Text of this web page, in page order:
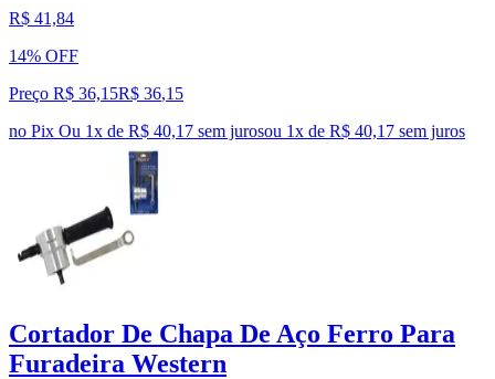
R$ 41,84
14% OFF
Preço R$ 36,15R$ 36,15
no Pix Ou 1x de R$ 40,17 sem jurosou 1x de R$ 40,17 sem juros
Cortador De Chapa De Aço Ferro Para
Furadeira Western